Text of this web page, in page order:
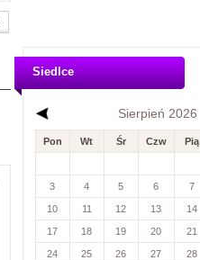
Siedlce
Sierpień 2026
Pon Wt Śr Czw Pią
3 4 5 6 7
10 11 12 13 14
17 18 19 20 21
24 25 26 27 28